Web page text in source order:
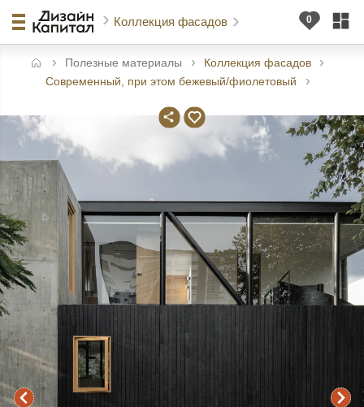
Коллекция фасадов
Полезные материалы
Коллекция фасадов
Современный, при этом бежевый/фиолетовый